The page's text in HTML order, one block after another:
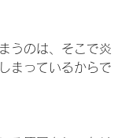
うのは、そこで炎
まっているからで